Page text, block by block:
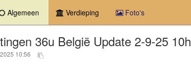
Algemeen (current)Verdieping Foto's
36u België Update 2-9-25 10h
10:56